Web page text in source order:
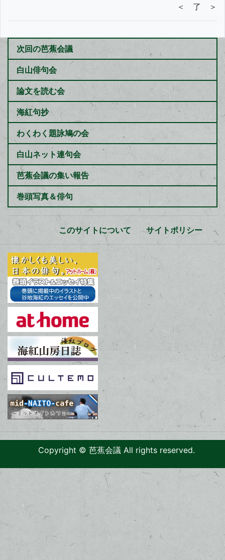
＜ 了 ＞
次回の芭蕉会議
白山俳句会
論文を読む会
海紅句抄
わくわく題詠鳩の会
白山ネット連句会
芭蕉会議の集い報告
巻頭写真＆俳句
このサイトについて サイトポリシー
Copyright © 芭蕉会議 All rights reserved.